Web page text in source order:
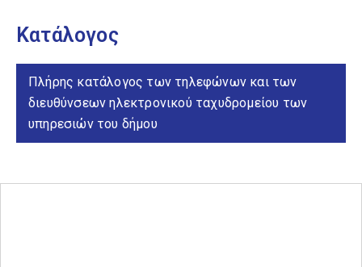
Διεύθυνση Τοπικής
Κατάλογος
Πλήρης κατάλογος των τηλεφώνων και των
διευθύνσεων ηλεκτρονικού ταχυδρομείου των
υπηρεσιών του δήμου